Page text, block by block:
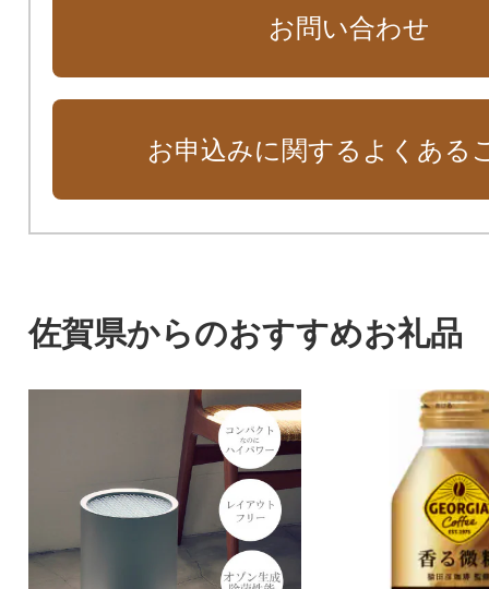
お問い合わせ
お申込みに関するよくある
佐賀県からのおすすめお礼品